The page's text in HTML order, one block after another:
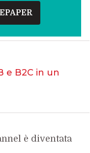
e B2C in un
è diventata